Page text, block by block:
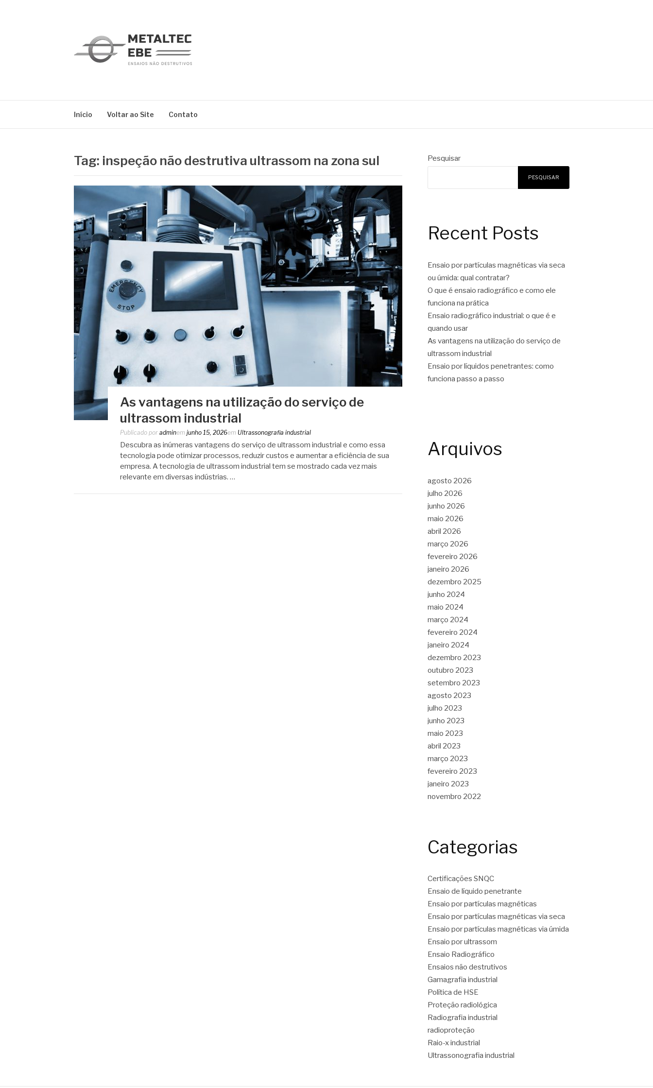
Início Voltar ao Site Contato
Tag: inspeção não destrutiva ultrassom na zona sul
As vantagens na utilização do serviço de
ultrassom industrial
Publicado por adminem junho 15, 2026em Ultrassonografia industrial
Descubra as inúmeras vantagens do serviço de ultrassom industrial e como essa
tecnologia pode otimizar processos, reduzir custos e aumentar a eficiência de sua
empresa. A tecnologia de ultrassom industrial tem se mostrado cada vez mais
relevante em diversas indústrias. …
Pesquisar
PESQUISAR
Recent Posts
Ensaio por partículas magnéticas via seca
ou úmida: qual contratar?
O que é ensaio radiográfico e como ele
funciona na prática
Ensaio radiográfico industrial: o que é e
quando usar
As vantagens na utilização do serviço de
ultrassom industrial
Ensaio por líquidos penetrantes: como
funciona passo a passo
Arquivos
agosto 2026
julho 2026
junho 2026
maio 2026
abril 2026
março 2026
fevereiro 2026
janeiro 2026
dezembro 2025
junho 2024
maio 2024
março 2024
fevereiro 2024
janeiro 2024
dezembro 2023
outubro 2023
setembro 2023
agosto 2023
julho 2023
junho 2023
maio 2023
abril 2023
março 2023
fevereiro 2023
janeiro 2023
novembro 2022
Categorias
Certificações SNQC
Ensaio de líquido penetrante
Ensaio por partículas magnéticas
Ensaio por partículas magnéticas via seca
Ensaio por partículas magnéticas via úmida
Ensaio por ultrassom
Ensaio Radiográfico
Ensaios não destrutivos
Gamagrafia industrial
Política de HSE
Proteção radiológica
Radiografia industrial
radioproteção
Raio-x industrial
Ultrassonografia industrial